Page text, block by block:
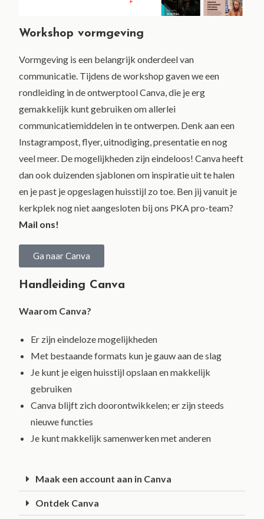
Workshop vormgeving
Vormgeving is een belangrijk onderdeel van
communicatie. Tijdens de workshop gaven we een
rondleiding in de ontwerptool Canva, die je erg
gemakkelijk kunt gebruiken om allerlei
communicatiemiddelen in te ontwerpen. Denk aan een
Instagrampost, flyer, uitnodiging, presentatie en nog
veel meer. De mogelijkheden zijn eindeloos! Canva heeft
dan ook duizenden sjablonen om inspiratie uit te halen
en je past je opgeslagen huisstijl zo toe. Ben jij vanuit je
kerkplek nog niet aangesloten bij ons PKA pro-team?
Mail ons!
Ga naar Canva
Handleiding Canva
Waarom Canva?
Er zijn eindeloze mogelijkheden
Met bestaande formats kun je gauw aan de slag
Je kunt je eigen huisstijl opslaan en makkelijk
gebruiken
Canva blijft zich doorontwikkelen; er zijn steeds
nieuwe functies
Je kunt makkelijk samenwerken met anderen
Maak een account aan in Canva
Ontdek Canva